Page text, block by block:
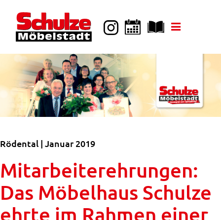
i
p
o
c
o
n
t
e
Rödental | Januar 2019
Mitarbeiterehrungen:
Das Möbelhaus Schulze
ehrte im Rahmen einer